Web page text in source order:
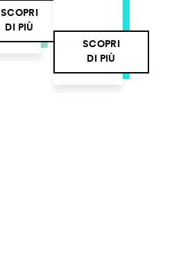
SCOPRI
DI PIÙ
SCOPRI
DI PIÙ